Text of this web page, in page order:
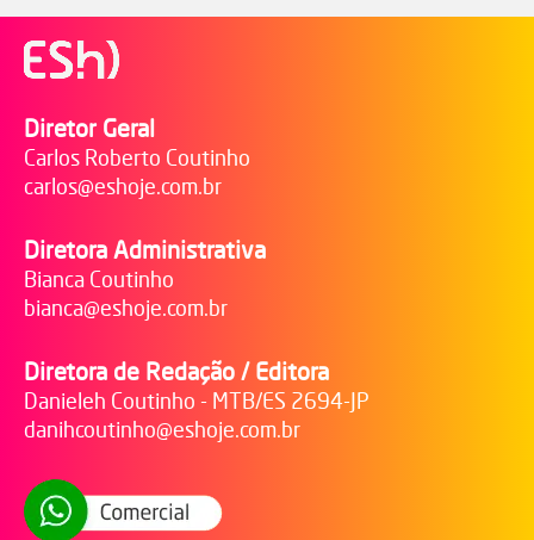
Diretor Geral
Carlos Roberto Coutinho
carlos@eshoje.com.br
Diretora Administrativa
Bianca Coutinho
bianca@eshoje.com.br
Diretora de Redação / Editora
Danieleh Coutinho - MTB/ES 2694-JP
danihcoutinho@eshoje.com.br